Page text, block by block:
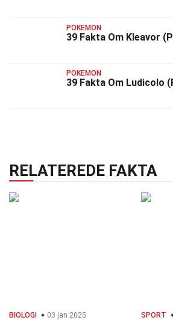
POKEMON
39 Fakta Om Kleavor
POKEMON
39 Fakta Om Ludicolo
RELATEREDE FAKTA
BIOLOGI 03 jan 2025 SPORT